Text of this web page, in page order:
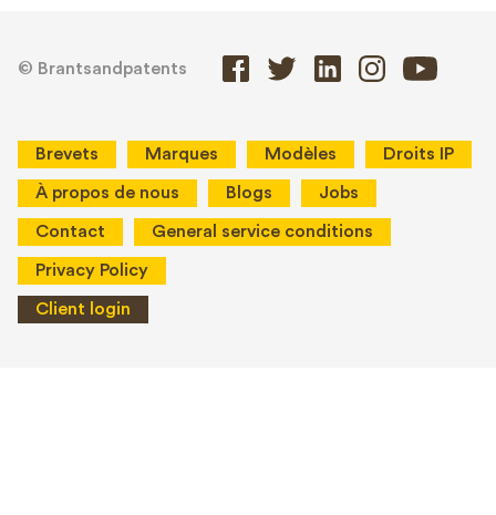
© Brantsandpatents
Brevets Marques Modèles Droits IP
À propos de nous Blogs Jobs
Contact General service conditions
Privacy Policy
Client login